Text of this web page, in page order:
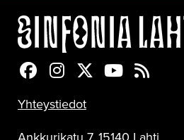
Sinfonia Lahti
Sinfonia Lahti
Sinfonia Lahti
Sinfonia
Yhteystiedot